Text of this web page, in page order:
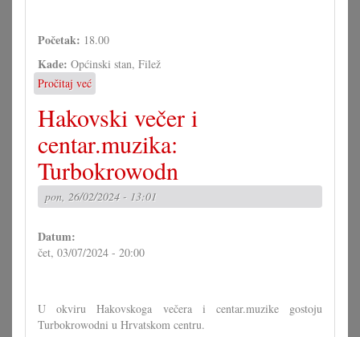
Početak: 18.00
Kade: Općinski stan, Filež
Pročitaj već
Filmski
večer
u
Filežu:
"Aldov
fileške
bune"
Hakovski večer i
centar.muzika:
Turbokrowodn
pon, 26/02/2024 - 13:01
Datum:
čet, 03/07/2024 - 20:00
U okviru Hakovskoga večera i centar.muzike gostoju
Turbokrowodni u Hrvatskom centru.